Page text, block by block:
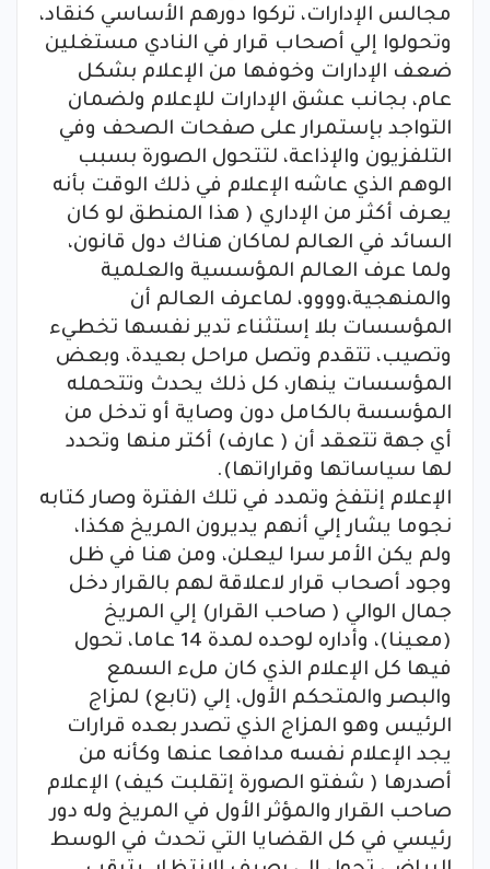
مجالس الإدارات، تركوا دورهم الأساسي كنقاد،
وتحولوا إلي أصحاب قرار في النادي مستغلين
ضعف الإدارات وخوفها من الإعلام بشكل
عام، بجانب عشق الإدارات للإعلام ولضمان
التواجد بإستمرار على صفحات الصحف وفي
التلفزيون والإذاعة، لتتحول الصورة بسبب
الوهم الذي عاشه الإعلام في ذلك الوقت بأنه
يعرف أكثر من الإداري ( هذا المنطق لو كان
السائد في العالم لماكان هناك دول قانون،
ولما عرف العالم المؤسسية والعلمية
والمنهجية،وووو، لماعرف العالم أن
المؤسسات بلا إستثناء تدير نفسها تخطيء
وتصيب، تتقدم وتصل مراحل بعيدة، وبعض
المؤسسات ينهار، كل ذلك يحدث وتتحمله
المؤسسة بالكامل دون وصاية أو تدخل من
أي جهة تتعقد أن ( عارف) أكتر منها وتحدد
لها سياساتها وقراراتها).
الإعلام إنتفخ وتمدد في تلك الفترة وصار كتابه
نجوما يشار إلي أنهم يديرون المريخ هكذا،
ولم يكن الأمر سرا ليعلن، ومن هنا في ظل
وجود أصحاب قرار لاعلاقة لهم بالقرار دخل
جمال الوالي ( صاحب القرار) إلي المريخ
(معينا)، وأداره لوحده لمدة 14 عاما، تحول
فيها كل الإعلام الذي كان ملء السمع
والبصر والمتحكم الأول، إلي (تابع) لمزاج
الرئيس وهو المزاج الذي تصدر بعده قرارات
يجد الإعلام نفسه مدافعا عنها وكأنه من
أصدرها ( شفتو الصورة إتقلبت كيف) الإعلام
صاحب القرار والمؤثر الأول في المريخ وله دور
رئيسي في كل القضايا التي تحدث في الوسط